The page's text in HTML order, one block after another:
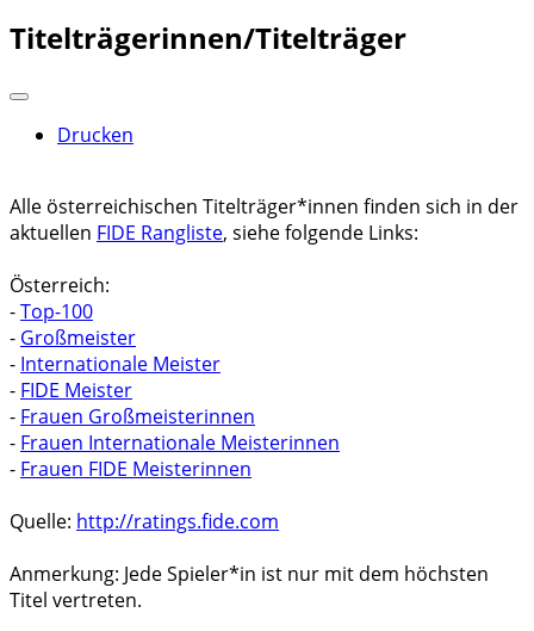
Titelträgerinnen/Titelträger
Drucken
Alle österreichischen Titelträger*innen finden sich in der
aktuellen FIDE Rangliste, siehe folgende Links:
Österreich:
-Top-100
- Großmeister
- Internationale Meister
- FIDE Meister
- Frauen Großmeisterinnen
- Frauen Internationale Meisterinnen
- Frauen FIDE Meisterinnen
Quelle: http://ratings.fide.com
Anmerkung: Jede Spieler*in ist nur mit dem höchsten
Titel vertreten.